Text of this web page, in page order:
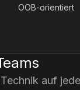
OOB-orientiert
auf